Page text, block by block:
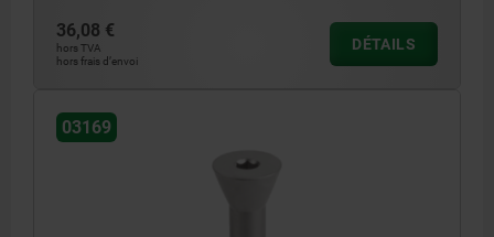
36,08 €
hors TVA
hors frais d’envoi
DÉTAILS
03169